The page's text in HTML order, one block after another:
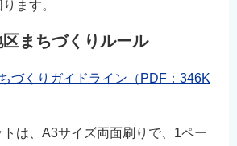
ます。
まちづくりルール
づくりガイドライン（PDF：346K
は、A3サイズ両面刷りで、1ペー